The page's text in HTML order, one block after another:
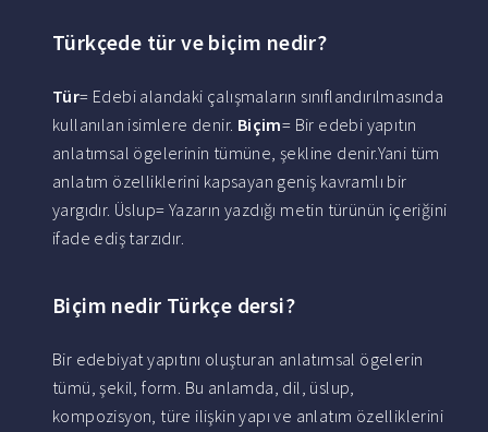
Türkçede tür ve biçim nedir?
Tür= Edebi alandaki çalışmaların sınıflandırılmasında
kullanılan isimlere denir. Biçim= Bir edebi yapıtın
anlatımsal ögelerinin tümüne, şekline denir.Yani tüm
anlatım özelliklerini kapsayan geniş kavramlı bir
yargıdır. Üslup= Yazarın yazdığı metin türünün içeriğini
ifade ediş tarzıdır.
Biçim nedir Türkçe dersi?
Bir edebiyat yapıtını oluşturan anlatımsal ögelerin
tümü, şekil, form. Bu anlamda, dil, üslup,
kompozisyon, türe ilişkin yapı ve anlatım özelliklerini